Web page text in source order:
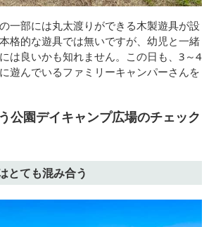
一部には丸太渡りができる木製遊具が設
格的な遊具では無いですが、幼児と一緒
は良いかも知れません。この日も、3～4
遊んでいるファミリーキャンパーさんを
公園デイキャンプ広場のチェック
とても混み合う